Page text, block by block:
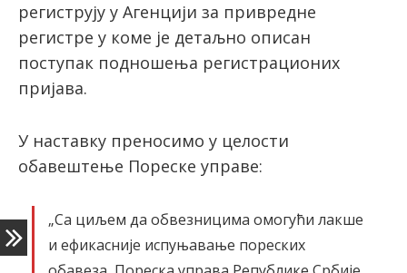
региструју у Агенцији за привредне
регистре у коме је детаљно описан
поступак подношења регистрационих
пријава.
У наставку преносимо у целости
обавештење Пореске управе:
„Са циљем да обвезницима омогући лакше
и ефикасније испуњавање пореских